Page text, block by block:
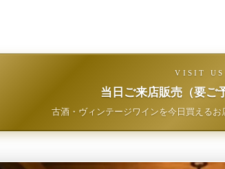
VISIT US
当日ご来店販売（要ご
古酒・ヴィンテージワインを今日買えるお